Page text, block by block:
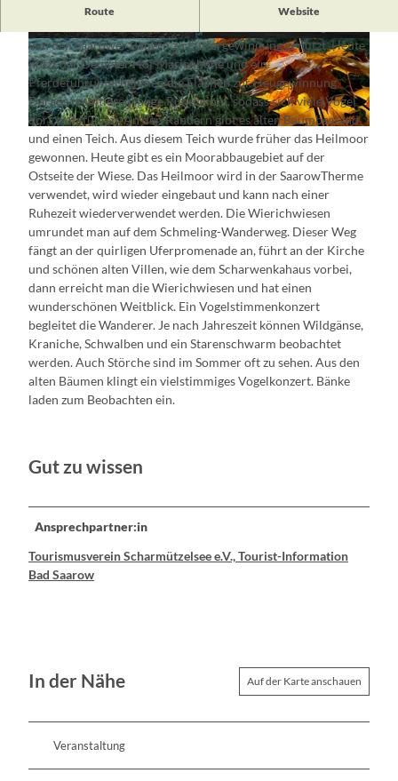
© Tourismusverein Scharmützelsee e.V.
© Tourismusverein Scharmützelsee e.V. © Tourismusverein Scharmützelsee e.V.
Route Website
Die Wierichwiesen sind ein Niedermoorgebiet, das in den
von den Saarower Bauern zu Futtergewinnung genutzt. Heute
nutzt der Demeter Hof Marienhöhe und ein
Pferdefuhrunternehmen die Flächen zur Heugewinnung.
Daraus resultieren lange Ruhezeiten, sodass sich viele Vögel
dort wohlfühlen. An den Rändern gibt es alten Baumbestand
und einen Teich. Aus diesem Teich wurde früher das Heilmoor
gewonnen. Heute gibt es ein Moorabbaugebiet auf der
Ostseite der Wiese. Das Heilmoor wird in der SaarowTherme
verwendet, wird wieder eingebaut und kann nach einer
Ruhezeit wiederverwendet werden. Die Wierichwiesen
umrundet man auf dem Schmeling-Wanderweg. Dieser Weg
fängt an der quirligen Uferpromenade an, führt an der Kirche
und schönen alten Villen, wie dem Scharwenkahaus vorbei,
dann erreicht man die Wierichwiesen und hat einen
wunderschönen Weitblick. Ein Vogelstimmenkonzert
begleitet die Wanderer. Je nach Jahreszeit können Wildgänse,
Kraniche, Schwalben und ein Starenschwarm beobachtet
werden. Auch Störche sind im Sommer oft zu sehen. Aus den
alten Bäumen klingt ein vielstimmiges Vogelkonzert. Bänke
laden zum Beobachten ein.
Gut zu wissen
Ansprechpartner:in
Tourismusverein Scharmützelsee e.V., Tourist-Information
Bad Saarow
In der Nähe Auf der Karte anschauen
Veranstaltung